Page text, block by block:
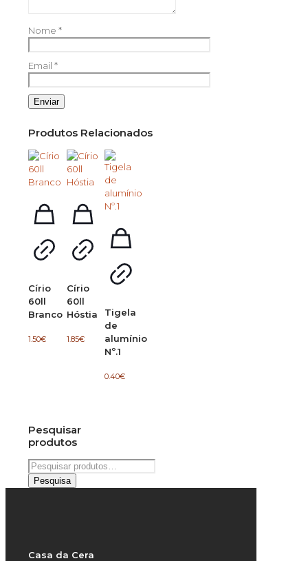
Nome *
Email *
Produtos Relacionados
Círio
60ll
Branco
1.50€
Círio
60ll
Hóstia
1.85€
Tigela
de
alumínio
Nº.1
0.40€
Pesquisar
produtos
Pesquisar
por:
Pesquisa
Casa da Cera